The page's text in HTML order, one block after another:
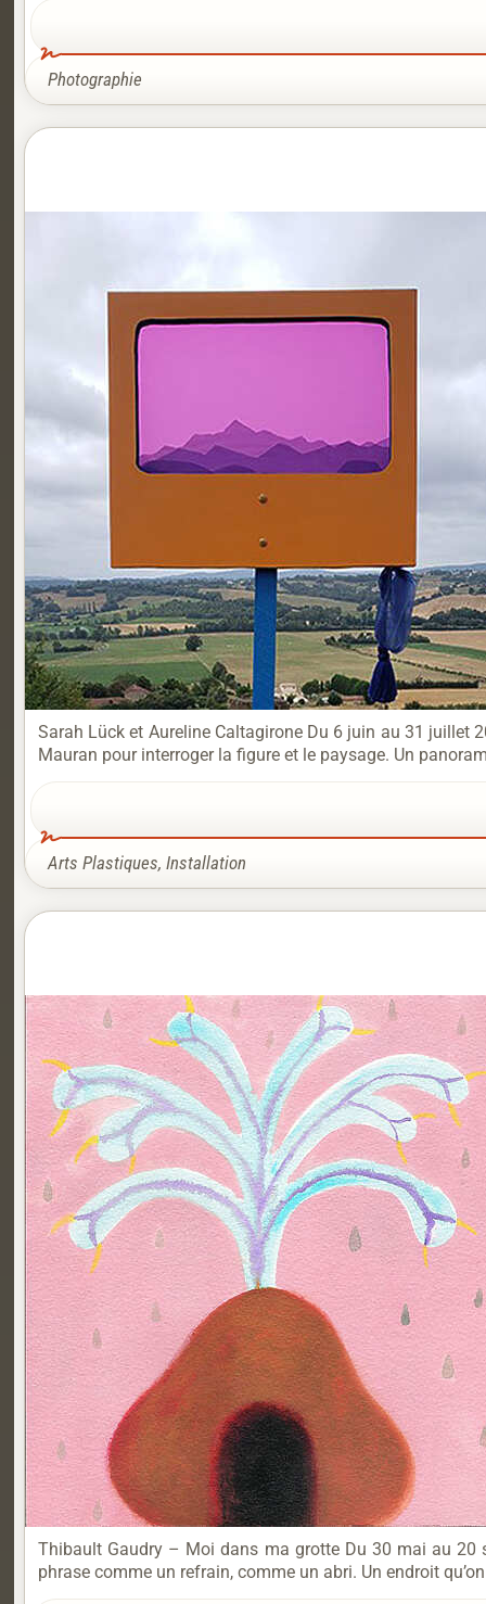
Photographie
Sarah Lück et Aureline Caltagirone Du 6 juin au 31 juillet
Mauran pour interroger la figure et le paysage. Un
Arts Plastiques, Installation
Thibault Gaudry – Moi dans ma grotte Du 30 mai au 20
phrase comme un refrain, comme un abri. Un endroit